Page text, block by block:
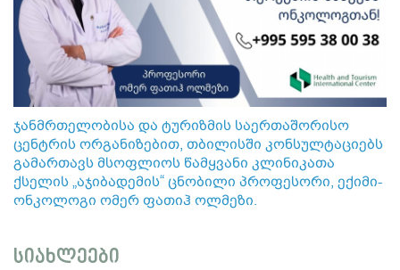
ჯანმრთელობისა და ტურიზმის საერთაშორისო
ცენტრის ორგანიზებით, თბილისში კონსულტაციებს
გამართავს მსოფლიოს წამყვანი კლინიკათა
ქსელის „აჯიბადემის“ ცნობილი პროფესორი, ექიმი-
ონკოლოგი ომერ ფათიჰ ოლმეზი.
სიახლეები